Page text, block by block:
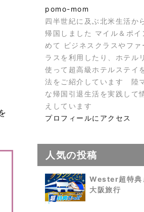
pomo-mom
四半世紀に及ぶ北米生活か
帰国しました マイル＆ポイ
めて ビジネスクラスやファ
ラスを利用したり、ホテル
使って超高級ホテルステイ
法をご紹介しています 陸
な帰国引退生活を実践して
えしています
プロフィールにアクセス
人気の投稿
Wester超特典
大阪旅行